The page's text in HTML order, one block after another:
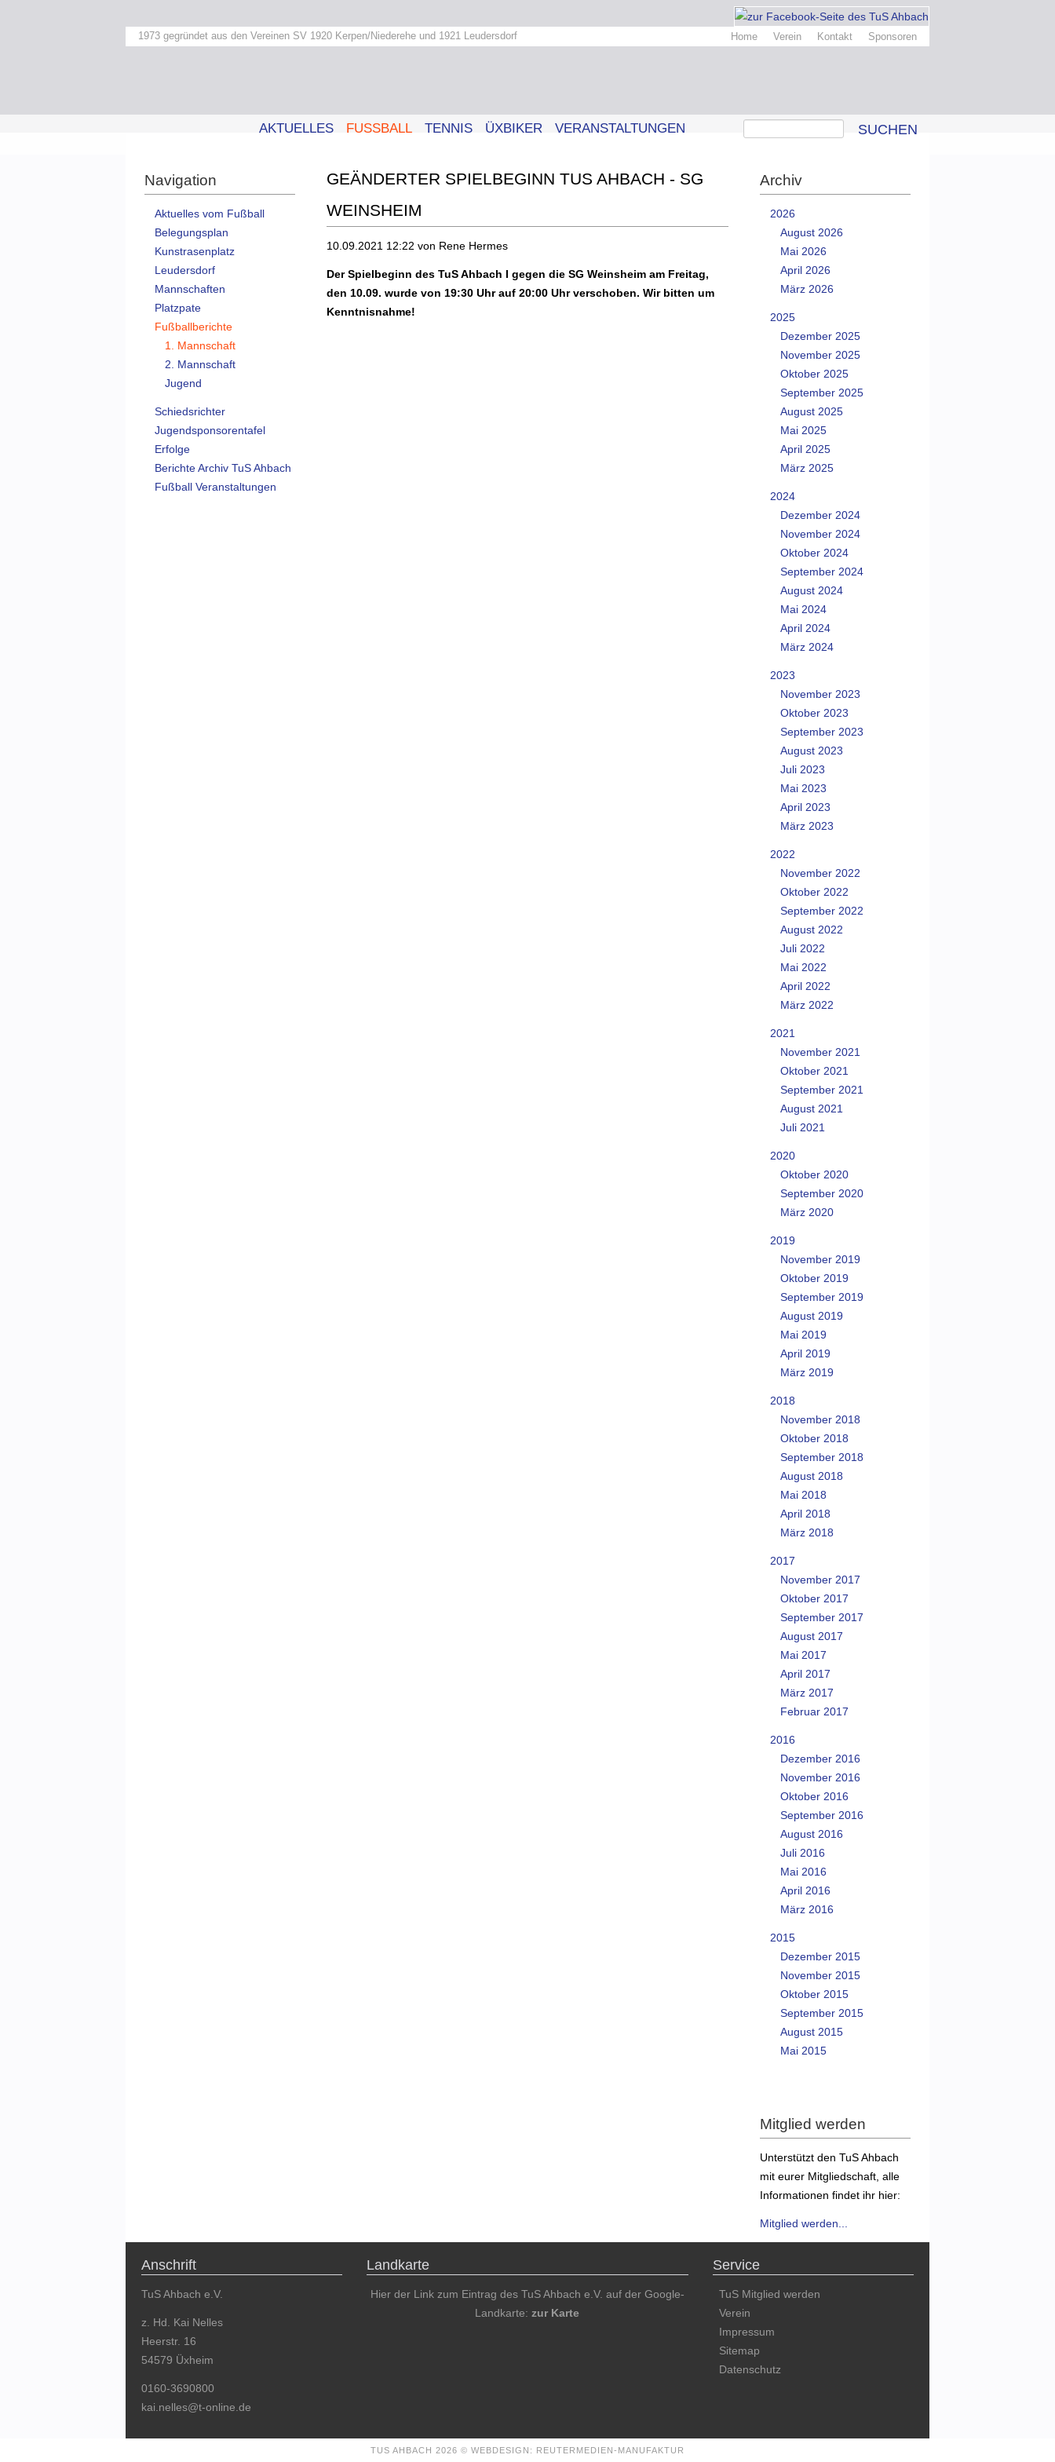
1973 gegründet aus den Vereinen SV 1920 Kerpen/Niederehe und 1921 Leudersdorf Home Verein Kontakt Sponsoren
AKTUELLES FUSSBALL TENNIS ÜXBIKER VERANSTALTUNGEN SUCHEN
GEÄNDERTER SPIELBEGINN TUS AHBACH - SG
WEINSHEIM
10.09.2021 12:22 von Rene Hermes
Der Spielbeginn des TuS Ahbach I gegen die SG Weinsheim am Freitag,
den 10.09. wurde von 19:30 Uhr auf 20:00 Uhr verschoben. Wir bitten um
Kenntnisnahme!
Navigation
Aktuelles vom Fußball
Belegungsplan
Kunstrasenplatz
Leudersdorf
Mannschaften
Platzpate
Fußballberichte
1. Mannschaft
2. Mannschaft
Jugend
Schiedsrichter
Jugendsponsorentafel
Erfolge
Berichte Archiv TuS Ahbach
Fußball Veranstaltungen
Archiv
2026
August 2026
Mai 2026
April 2026
März 2026
2025
Dezember 2025
November 2025
Oktober 2025
September 2025
August 2025
Mai 2025
April 2025
März 2025
2024
Dezember 2024
November 2024
Oktober 2024
September 2024
August 2024
Mai 2024
April 2024
März 2024
2023
November 2023
Oktober 2023
September 2023
August 2023
Juli 2023
Mai 2023
April 2023
März 2023
2022
November 2022
Oktober 2022
September 2022
August 2022
Juli 2022
Mai 2022
April 2022
März 2022
2021
November 2021
Oktober 2021
September 2021
August 2021
Juli 2021
2020
Oktober 2020
September 2020
März 2020
2019
November 2019
Oktober 2019
September 2019
August 2019
Mai 2019
April 2019
März 2019
2018
November 2018
Oktober 2018
September 2018
August 2018
Mai 2018
April 2018
März 2018
2017
November 2017
Oktober 2017
September 2017
August 2017
Mai 2017
April 2017
März 2017
Februar 2017
2016
Dezember 2016
November 2016
Oktober 2016
September 2016
August 2016
Juli 2016
Mai 2016
April 2016
März 2016
2015
Dezember 2015
November 2015
Oktober 2015
September 2015
August 2015
Mai 2015
Mitglied werden
Unterstützt den TuS Ahbach
mit eurer Mitgliedschaft, alle
Informationen findet ihr hier:
Mitglied werden...
Anschrift
TuS Ahbach e.V.
z. Hd. Kai Nelles
Heerstr. 16
54579 Üxheim
0160-3690800
kai.nelles@t-online.de
Landkarte
Hier der Link zum Eintrag des TuS Ahbach e.V. auf der Google-
Landkarte:zur Karte
Service
TuS Mitglied werden
Verein
Impressum
Sitemap
Datenschutz
TUS AHBACH 2026 © WEBDESIGN: REUTERMEDIEN-MANUFAKTUR